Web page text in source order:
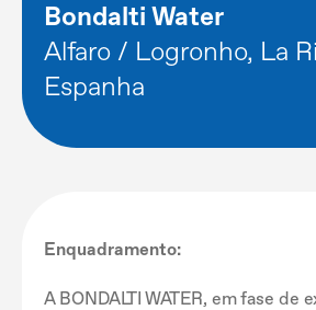
Bondalti Water
Alfaro / Logronho, La
Espanha
Enquadramento:
A BONDALTI WATER, em fase de